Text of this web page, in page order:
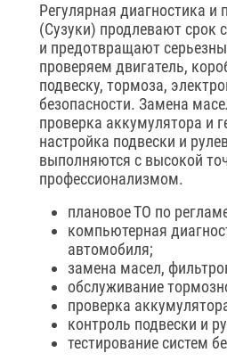
Регулярная диагностика и
(Сузуки) продлевают срок
и предотвращают
проверяем двигатель,
подвеску, тормоза,
безопасности. Замена
проверка аккумулятора и
настройка подвески и
выполняются с высокой
профессионализмом.
плановое ТО по
компьютерная
автомобиля;
замена масел,
обслуживание
проверка
контроль подвески и
тестирование систем